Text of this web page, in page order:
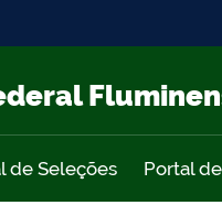
de Seleções Portal